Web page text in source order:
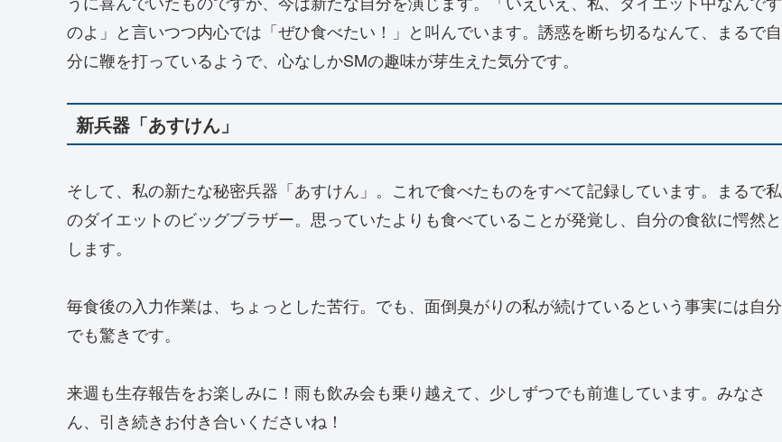
のよ」と言いつつ内心では「ぜひ食べたい！」と叫んでいます。誘惑を断ち切るなんて、まるで自
分に鞭を打っているようで、心なしかSMの趣味が芽生えた気分です。
新兵器「あすけん」
そして、私の新たな秘密兵器「あすけん」。これで食べたものをすべて記録しています。まるで私
のダイエットのビッグブラザー。思っていたよりも食べていることが発覚し、自分の食欲に愕然と
します。
毎食後の入力作業は、ちょっとした苦行。でも、面倒臭がりの私が続けているという事実には自分
でも驚きです。
来週も生存報告をお楽しみに！雨も飲み会も乗り越えて、少しずつでも前進しています。みなさ
ん、引き続きお付き合いくださいね！